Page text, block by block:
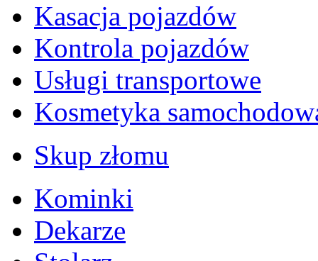
Kasacja pojazdów
Kontrola pojazdów
Usługi transportowe
Kosmetyka
Skup złomu
Kominki
Dekarze